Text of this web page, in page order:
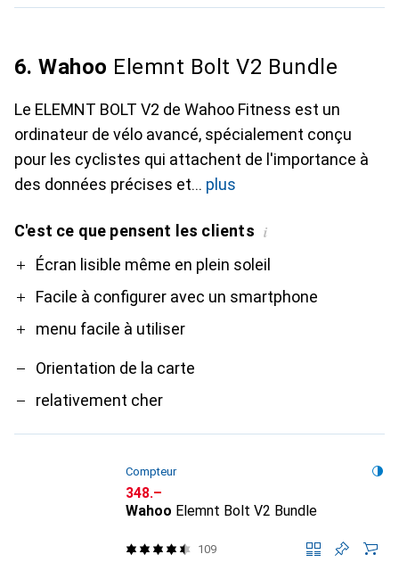
6. Wahoo Elemnt Bolt V2 Bundle
Le ELEMNT BOLT V2 de Wahoo Fitness est un
ordinateur de vélo avancé, spécialement conçu
pour les cyclistes qui attachent de l'importance à
des données précises et
plus
C'est ce que pensent les clients i
ProÉcran lisible même en plein soleil
Facile à configurer avec un smartphone
menu facile à utiliser
Contre
Orientation de la carte
relativement cher
Compteur
CHF
348.–
Wahoo Elemnt Bolt V2 Bundle
109